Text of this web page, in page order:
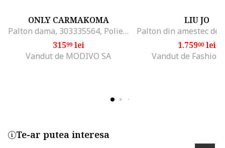
ONLY CARMAKOMA
Palton dama, 303335564, Poliester, Verde, Verde
31599lei
Vandut de MODIVO SA
LIU JO
1.75900lei
Vandut de Fashion
Te-ar putea interesa